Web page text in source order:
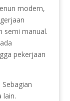
modern,
semi manual.
pekerjaan
lain.